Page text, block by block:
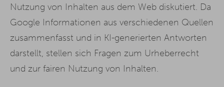
Nutzung von Inhalten aus dem Web diskutiert. Da
Google Informationen aus verschiedenen Quellen
zusammenfasst und in KI-generierten Antworten
darstellt, stellen sich Fragen zum Urheberrecht
und zur fairen Nutzung von Inhalten.